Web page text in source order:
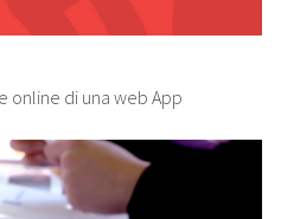
online di una web App